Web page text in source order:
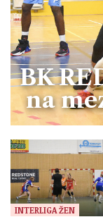
BK
na
INTERLIGA ŽEN